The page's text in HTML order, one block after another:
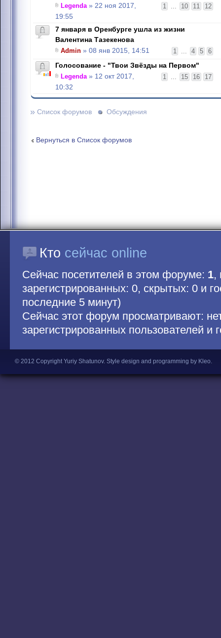
1 ... 10 11 12
Legenda» 22 ноя 2017,
19:55
7 января в Оренбурге ушла из жизни
Валентина Тазекенова
1 ... 4 5 6
Admin » 08 янв 2015, 14:51
Голосование - "Твои Звёзды на Первом"
1 ... 15 16 17
Legenda» 12 окт 2017,
10:32
» Список форумов Обсуждения
Вернуться в Список форумов
Кто сейчас online
Сейчас посетителей в этом форуме: 1,
зарегистрированных: 0, скрытых: 0 и
последние 5 минут)
Сейчас этот форум просматривают:
зарегистрированных пользователей и
© 2012 Copyright Yuriy Shatunov. Style design and programming by Kleo.